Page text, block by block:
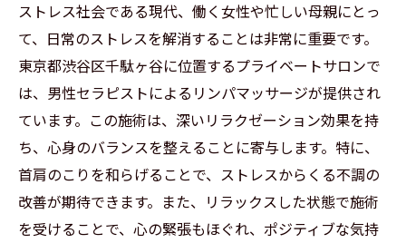
ストレス社会である現代、働く女性や忙しい母親にとっ
て、日常のストレスを解消することは非常に重要です。
東京都渋谷区千駄ヶ谷に位置するプライベートサロンで
は、男性セラピストによるリンパマッサージが提供され
ています。この施術は、深いリラクゼーション効果を持
ち、心身のバランスを整えることに寄与します。特に、
首肩のこりを和らげることで、ストレスからくる不調の
改善が期待できます。また、リラックスした状態で施術
を受けることで、心の緊張もほぐれ、ポジティブな気持